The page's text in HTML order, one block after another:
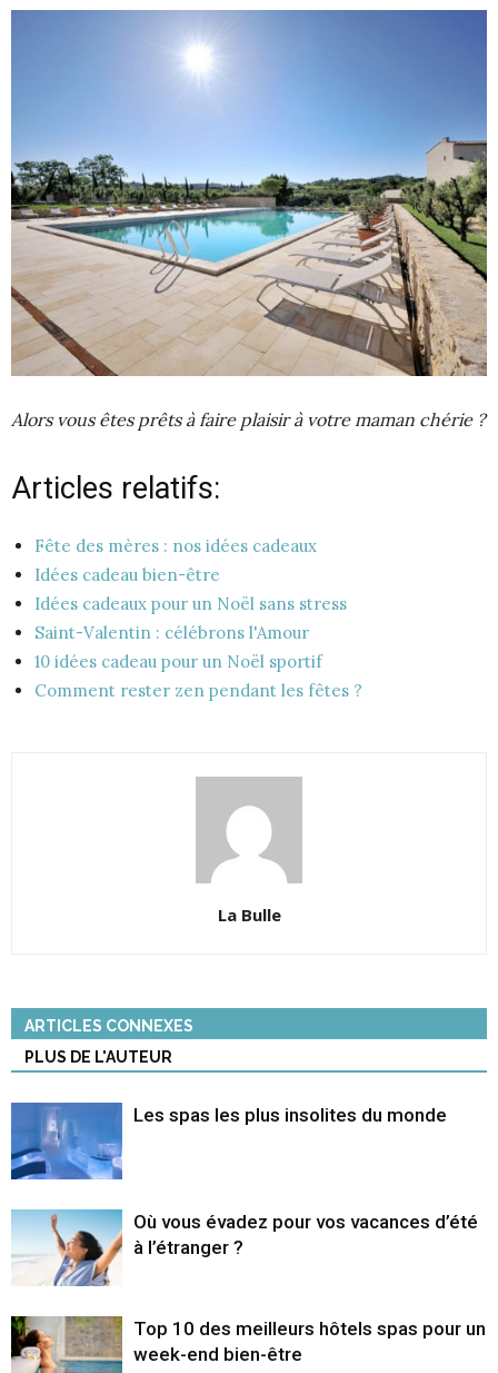
Alors vous êtes prêts à faire plaisir à votre maman chérie ?
Articles relatifs:
Fête des mères : nos idées cadeaux
Idées cadeau bien-être
Idées cadeaux pour un Noël sans stress
Saint-Valentin : célébrons l'Amour
10 idées cadeau pour un Noël sportif
Comment rester zen pendant les fêtes ?
La Bulle
ARTICLES CONNEXES
PLUS DE L'AUTEUR
Les spas les plus insolites du monde
Où vous évadez pour vos vacances d’été
à l’étranger ?
Top 10 des meilleurs hôtels spas pour un
week-end bien-être